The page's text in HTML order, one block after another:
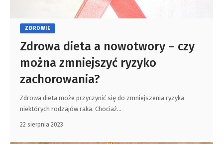
ZDROWIE
Zdrowa dieta a nowotwory – czy
można zmniejszyć ryzyko
zachorowania?
Zdrowa dieta może przyczynić się do zmniejszenia ryzyka
niektórych rodzajów raka. Chociaż…
22 sierpnia 2023